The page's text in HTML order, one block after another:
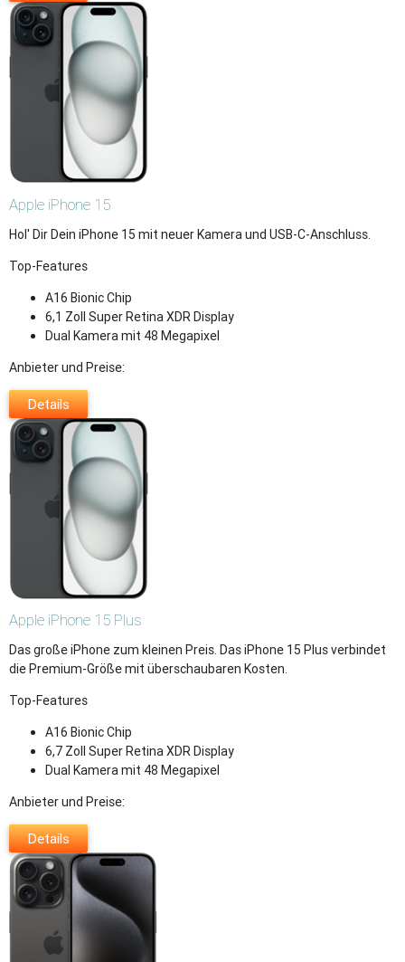
Apple iPhone 15
Hol' Dir Dein iPhone 15 mit neuer Kamera und USB-C-Anschluss.
Top-Features
A16 Bionic Chip
6,1 Zoll Super Retina XDR Display
Dual Kamera mit 48 Megapixel
Anbieter und Preise:
Details
Apple iPhone 15 Plus
Das große iPhone zum kleinen Preis. Das iPhone 15 Plus verbindet
die Premium-Größe mit überschaubaren Kosten.
Top-Features
A16 Bionic Chip
6,7 Zoll Super Retina XDR Display
Dual Kamera mit 48 Megapixel
Anbieter und Preise:
Details